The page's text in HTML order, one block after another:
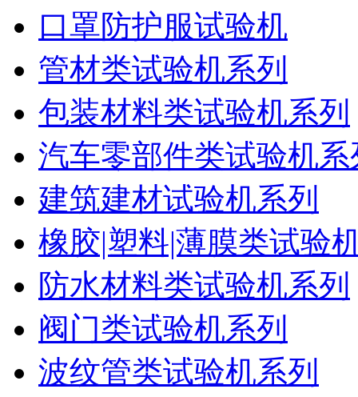
口罩防护服试验机
管材类试验机系列
包装材料类试验机系列
汽车零部件类试验机系
建筑建材试验机系列
橡胶|塑料|薄膜类试验
防水材料类试验机系列
阀门类试验机系列
波纹管类试验机系列